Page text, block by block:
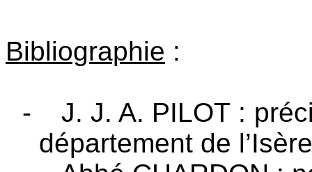
Bibliographie :
-
J. J. A. PILOT :
département de